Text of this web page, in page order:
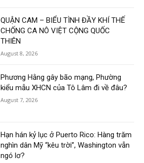
QUẬN CAM – BIỂU TÌNH ĐẦY KHÍ THẾ
CHỐNG CA NÔ VIỆT CỘNG QUỐC
THIÊN
August 8, 2026
Phương Hằng gây bão mạng, Phường
kiểu mẫu XHCN của Tô Lâm đi về đâu?
August 7, 2026
Hạn hán kỷ lục ở Puerto Rico: Hàng trăm
nghìn dân Mỹ “kêu trời”, Washington vẫn
ngó lơ?